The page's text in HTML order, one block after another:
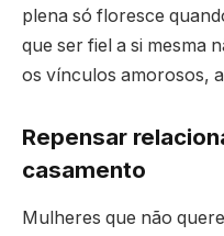
plena só floresce
que ser fiel a si mesma
os vínculos amorosos,
Repensar
casamento
Mulheres que não